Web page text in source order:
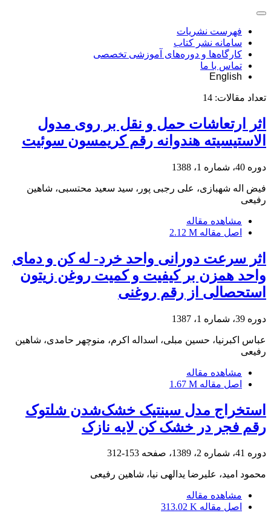
فهرست نشریات
سامانه نشر کتاب
کارگاه‌ها و دوره‌های آموزشی تخصصی
تماس با ما
English
تعداد مقالات: 14
اثر ارتعاشات حمل و نقل بر روی مدول
الاستیسیته هندوانه رقم کریمسون سوئیت
دوره 40، شماره 1، 1388
فیض اله شهبازی، علی رجبی پور، سید سعید محتسبی، شاهین
رفیعی
مشاهده مقاله
اصل مقاله 2.12 M
اثر سرعت دورانی واحد خرد- له کن و دمای
واحد همزن بر کیفیت و کمیت روغن زیتون
استحصالی از رقم روغنی
دوره 39، شماره 1، 1387
عباس اکبرنیا، حسین مبلی، اسداله اکرم، منوچهر حامدی، شاهین
رفیعی
مشاهده مقاله
اصل مقاله 1.67 M
استخراج مدل سینتیک خشک‌شدن شلتوک
رقم فجر در خشک کن لایه نازک
دوره 41، شماره 2، 1389، صفحه 153-312
محمود امید، علیرضا یدالهی نیا، شاهین رفیعی
مشاهده مقاله
اصل مقاله 313.02 K